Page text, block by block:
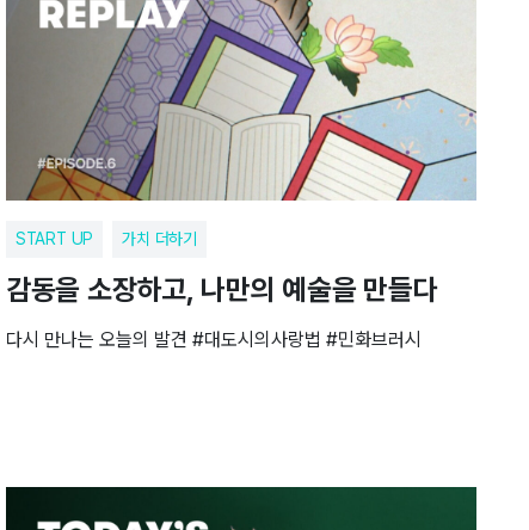
START UP 가치 더하기
감동을 소장하고, 나만의 예술을 만들다
다시 만나는 오늘의 발견 #대도시의사랑법 #민화브러시